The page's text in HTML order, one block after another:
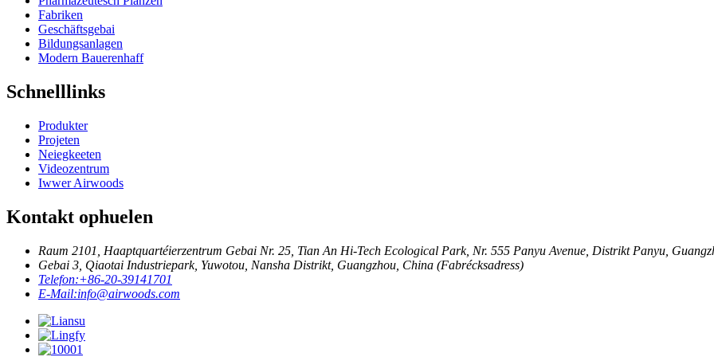
Fabriken
Geschäftsgebai
Bildungsanlagen
Modern Bauerenhaff
Schnelllinks
Produkter
Projeten
Neiegkeeten
Videozentrum
Iwwer Airwoods
Kontakt ophuelen
Raum 2101, Haaptquartéierzentrum Gebai Nr. 25, Tian An Hi-Tech Ecological Park, Nr. 555 Panyu Avenue, Distrikt Panyu,
Gebai 3, Qiaotai Industriepark, Yuwotou, Nansha Distrikt, Guangzhou, China (Fabrécksadress)
Telefon:+86-20-39141701
E-Mail:info@airwoods.com